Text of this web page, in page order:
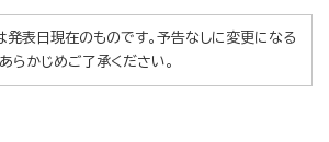
表日現在のものです。予告なしに変更になる
らかじめご了承ください。